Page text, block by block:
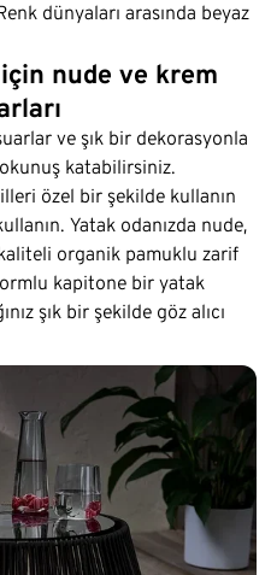
dünyaları arasında beyaz
nude ve krem
ve şık bir dekorasyonla
katabilirsiniz.
özel bir şekilde kullanın
Yatak odanızda nude,
organik pamuklu zarif
kapitone bir yatak
şık bir şekilde göz alıcı